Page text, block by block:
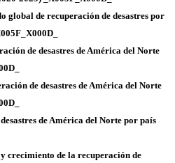
global de recuperación de desastres por
de desastres de América del Norte
de desastres de América del Norte
de América del Norte por país
crecimiento de la recuperación de